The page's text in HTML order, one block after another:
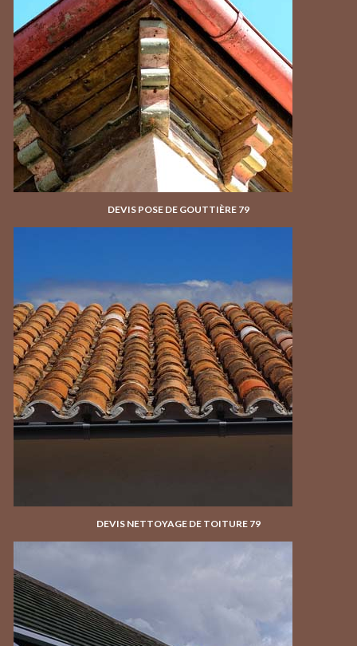
DEVIS POSE DE GOUTTIÈRE 79
DEVIS NETTOYAGE DE TOITURE 79